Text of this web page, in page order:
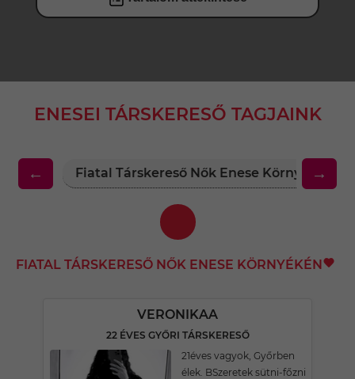
ENESEI TÁRSKERESŐ TAGJAINK
← Fiatal Társkereső Nők Enese Környékén
→
FIATAL TÁRSKERESŐ NŐK ENESE KÖRNYÉKÉN
VERONIKAA
22 ÉVES GYŐRI TÁRSKERESŐ
21éves vagyok, Győrben
élek. BSzeretek sütni-főzni